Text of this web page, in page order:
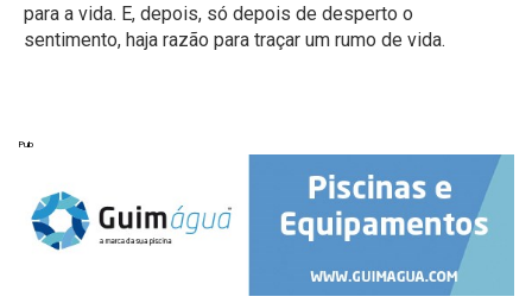
para a vida. E, depois, só depois de desperto o
sentimento, haja razão para traçar um rumo de vida.
Pub